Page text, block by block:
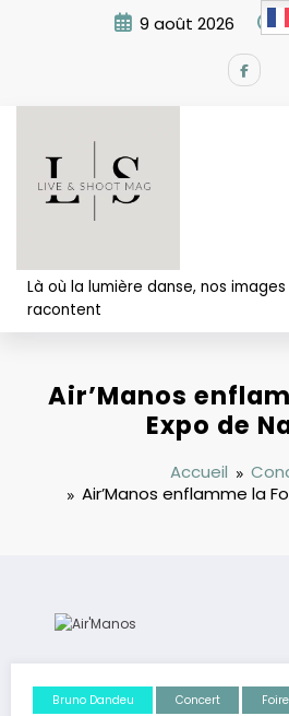
9 août 2026
Là où la lumière danse, nos images
racontent
Air’Manos
Expo de
Accueil
Air’Manos enflamme la
Bruno Dandeu Concert